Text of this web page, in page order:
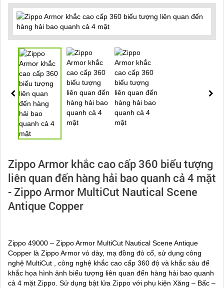
Zippo Armor khắc cao cấp 360 biểu tượng
liên quan đến hàng hải bao quanh cả 4 mặt
- Zippo Armor MultiCut Nautical Scene
Antique Copper
Zippo 49000 – Zippo Armor MultiCut Nautical Scene Antique
Copper là Zippo Armor vỏ dày, mạ đồng đỏ cổ, sử dụng công
nghệ MultiCut , công nghệ khắc cao cấp 360 độ và khắc sâu để
khắc họa hình ảnh biểu tượng liên quan đến hàng hải bao quanh
cả 4 mặt Zippo. Sử dụng bật lửa Zippo với phụ kiện Xăng – Bấc –